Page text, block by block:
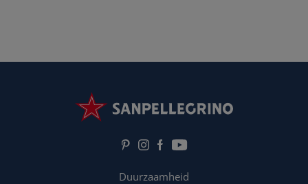
Duurzaamheid